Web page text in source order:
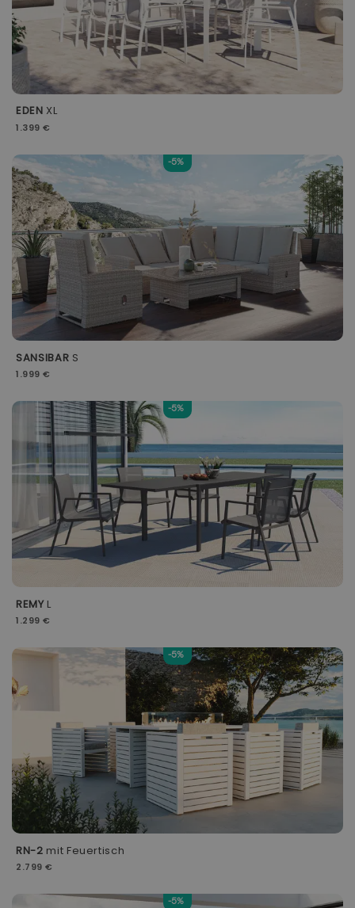
EDEN XL
1.399 €
-5%
SANSIBAR S
1.999 €
-5%
REMYL
1.299 €
-5%
RN-2 mit Feuertisch
2.799 €
-5%